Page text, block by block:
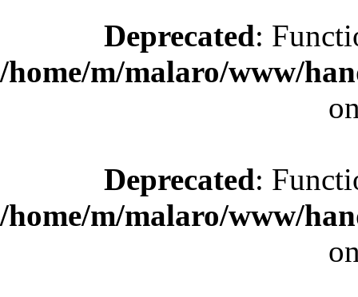
Deprecated:
/home/m/malaro/www/
Deprecated:
/home/m/malaro/www/